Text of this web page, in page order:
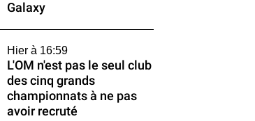
Galaxy
Hier à 16:59
L'OM n'est pas le seul club
des cinq grands
championnats à ne pas
avoir recruté